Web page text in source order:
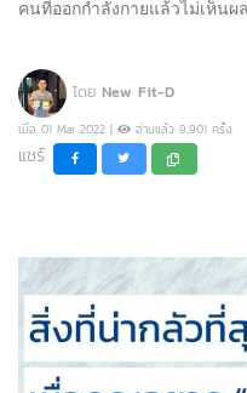
คนที่ออกกำลังกายแล้วไม่เห็น
โดย New Fit-D
เมื่อ 01 Mar 2022 | อ่านแล้ว 9,901 ครั้ง
แชร์